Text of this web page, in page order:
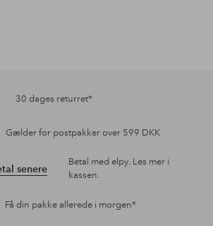
30 dages returret*
Gælder for postpakker over 599 DKK
senere
Betal med elpy. Les mer i
kassen.
Få din pakke allerede i morgen*